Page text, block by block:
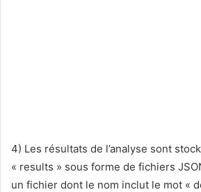
4) Les résultats de l’analyse sont
« results » sous forme de fichiers
un fichier dont le nom inclut le mot «